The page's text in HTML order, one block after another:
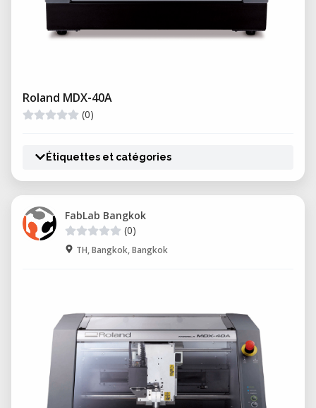
Roland MDX-40A
(0)
Étiquettes et catégories
FabLab Bangkok
(0)
TH, Bangkok, Bangkok